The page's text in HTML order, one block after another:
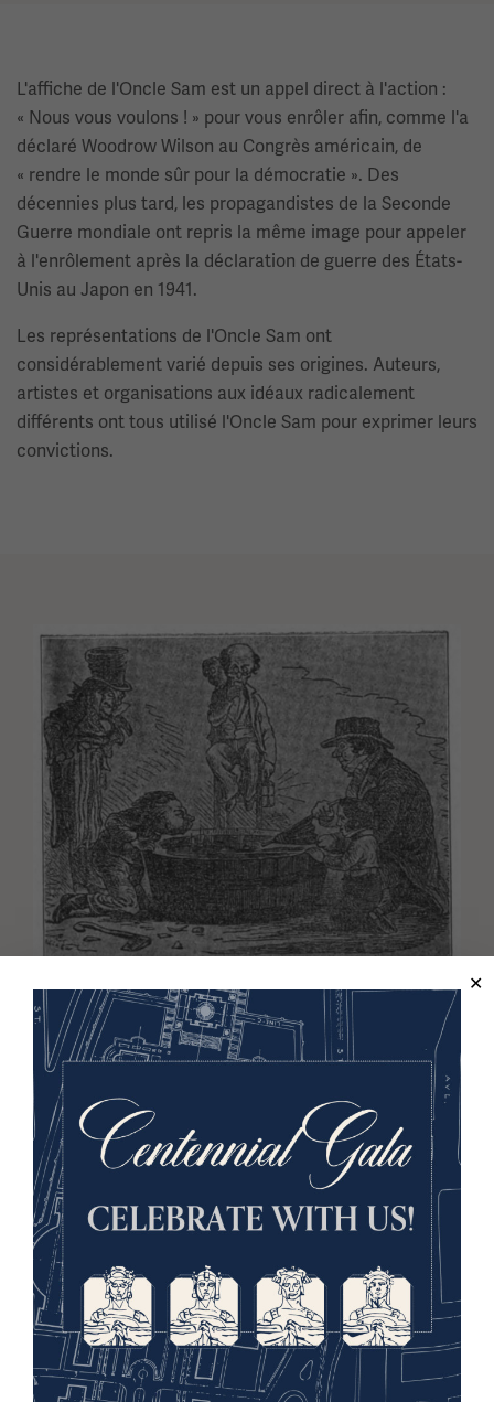
L'affiche de l'Oncle Sam est un appel direct à l'action :
« Nous vous voulons ! » pour vous enrôler afin, comme l'a
déclaré Woodrow Wilson au Congrès américain, de
« rendre le monde sûr pour la démocratie ». Des
décennies plus tard, les propagandistes de la Seconde
Guerre mondiale ont repris la même image pour appeler
à l'enrôlement après la déclaration de guerre des États-
Unis au Japon en 1941.
Les représentations de l'Oncle Sam ont
considérablement varié depuis ses origines. Auteurs,
artistes et organisations aux idéaux radicalement
différents ont tous utilisé l'Oncle Sam pour exprimer leurs
convictions.
Image(s)
Caricature, 1852
Archive.org
Le plus ancien dessin connu de l'Oncle Sam, imprimé
à l'origine dans le New York Lantern en 1852. Cet
exemplaire provient du livre de 1910 « 'Oncle Sam' In
Cartoon » de Mary Swing Ricker.
Archive.org